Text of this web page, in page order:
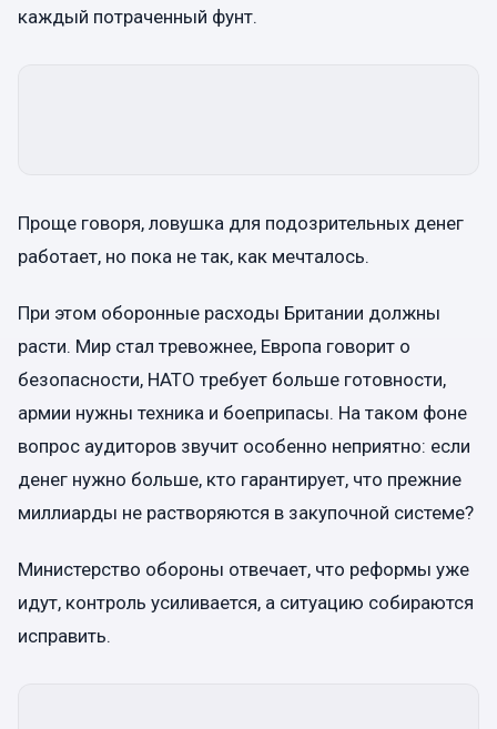
каждый потраченный фунт.
Проще говоря, ловушка для подозрительных денег
работает, но пока не так, как мечталось.
При этом оборонные расходы Британии должны
расти. Мир стал тревожнее, Европа говорит о
безопасности, НАТО требует больше готовности,
армии нужны техника и боеприпасы. На таком фоне
вопрос аудиторов звучит особенно неприятно: если
денег нужно больше, кто гарантирует, что прежние
миллиарды не растворяются в закупочной системе?
Министерство обороны отвечает, что реформы уже
идут, контроль усиливается, а ситуацию собираются
исправить.